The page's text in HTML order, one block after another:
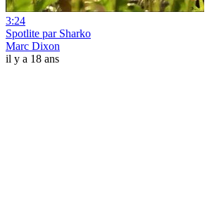
3:24
Spotlite par Sharko
Marc Dixon
il y a 18 ans